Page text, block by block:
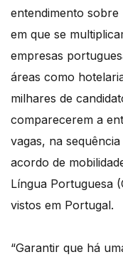
entendimento
em que se
empresas
áreas como
milhares de
comparecerem a
vagas, na
acordo de
Língua Portuguesa
vistos em Portugal.
“Garantir que há